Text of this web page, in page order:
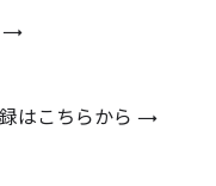
→
はこちらから →